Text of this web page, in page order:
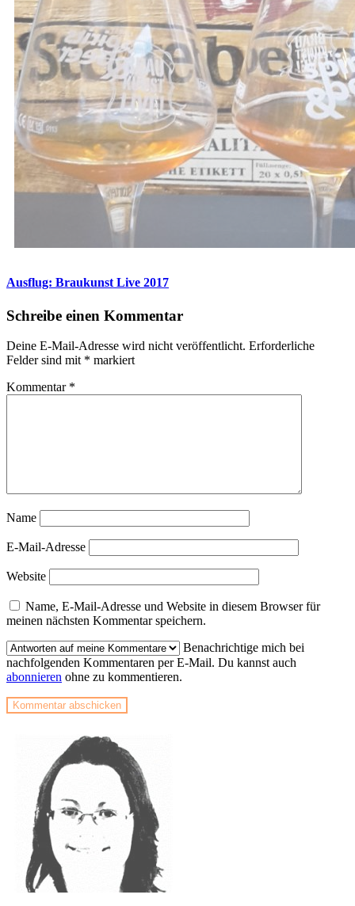
Ausflug: Braukunst Live 2017
Schreibe einen Kommentar
Deine E-Mail-Adresse wird nicht veröffentlicht. Erforderliche
Felder sind mit * markiert
Kommentar *
Name
E-Mail-Adresse
Website
Name, E-Mail-Adresse und Website in diesem Browser für
meinen nächsten Kommentar speichern.
Benachrichtige mich bei
nachfolgenden Kommentaren per E-Mail. Du kannst auch
abonnieren ohne zu kommentieren.